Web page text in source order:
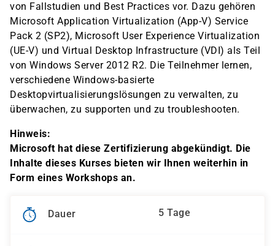
von Fallstudien und Best Practices vor. Dazu gehören
Microsoft Application Virtualization (App-V) Service
Pack 2 (SP2), Microsoft User Experience Virtualization
(UE-V) und Virtual Desktop Infrastructure (VDI) als Teil
von Windows Server 2012 R2. Die Teilnehmer lernen,
verschiedene Windows-basierte
Desktopvirtualisierungslösungen zu verwalten, zu
überwachen, zu supporten und zu troubleshooten.
Hinweis:
Microsoft hat diese Zertifizierung abgekündigt. Die
Inhalte dieses Kurses bieten wir Ihnen weiterhin in
Form eines Workshops an.
Dauer 5 Tage